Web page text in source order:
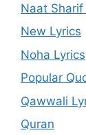
Naat Sharif
New Lyrics
Noha Lyrics
Popular
Qawwali
Quran